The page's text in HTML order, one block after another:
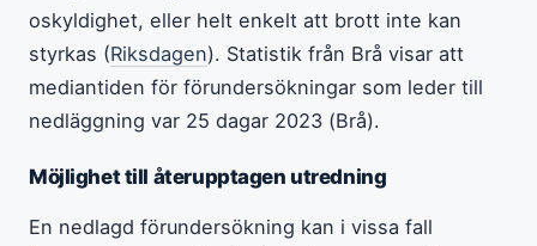
oskyldighet, eller helt enkelt att brott inte kan
styrkas (Riksdagen). Statistik från Brå visar att
mediantiden för förundersökningar som leder till
nedläggning var 25 dagar 2023 (Brå).
Möjlighet till återupptagen utredning
En nedlagd förundersökning kan i vissa fall